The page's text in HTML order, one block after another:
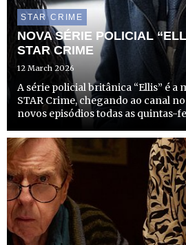
STAR CRIME
NOVA SÉRIE POLICIAL
STAR CRIME
12 March 2026
A série policial britânica “Ellis” é a
STAR Crime, chegando ao canal
novos episódios todas as quintas-
complexas e cheias de suspense